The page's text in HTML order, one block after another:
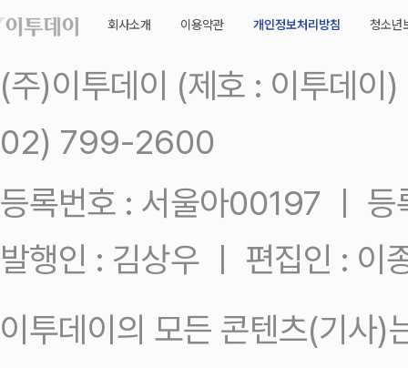
회사소개 이용약관 개인정보처리방침 청소년
(주)이투데이 (제호 : 이투데
02) 799-2600
등록번호 : 서울아00197 ㅣ
발행인 : 김상우 ㅣ 편집인 : 이
이투데이의 모든 콘텐츠(기사)